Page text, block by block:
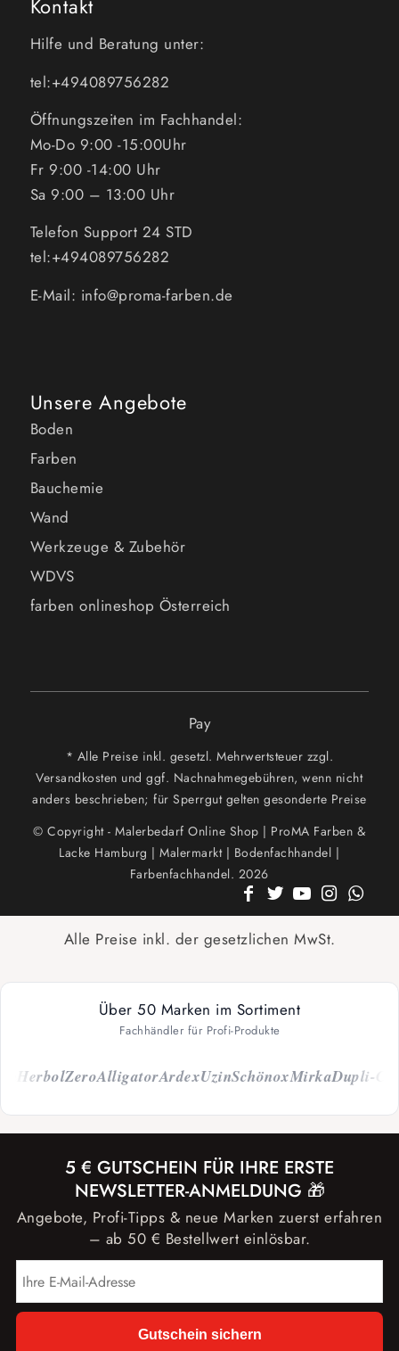
Kontakt
Hilfe und Beratung unter:
tel:+494089756282
Öffnungszeiten im Fachhandel:
Mo-Do 9:00 -15:00Uhr
Fr 9:00 -14:00 Uhr
Sa 9:00 – 13:00 Uhr
Telefon Support 24 STD
tel:+494089756282
E-Mail: info@proma-farben.de
Unsere Angebote
Boden
Farben
Bauchemie
Wand
Werkzeuge & Zubehör
WDVS
farben onlineshop Österreich
Pay
* Alle Preise inkl. gesetzl. Mehrwertsteuer zzgl.
Versandkosten und ggf. Nachnahmegebühren, wenn nicht
anders beschrieben; für Sperrgut gelten gesonderte Preise
© Copyright - Malerbedarf Online Shop | ProMA Farben &
Lacke Hamburg | Malermarkt | Bodenfachhandel |
Farbenfachhandel. 2026
Alle Preise inkl. der gesetzlichen MwSt.
Über 50 Marken im Sortiment
Fachhändler für Profi-Produkte
ZeroAlligatorArdexUzinSchönoxMirkaDupli-Color
5 € GUTSCHEIN FÜR IHRE ERSTE
NEWSLETTER-ANMELDUNG 🎁
Angebote, Profi-Tipps & neue Marken zuerst erfahren
– ab 50 € Bestellwert einlösbar.
Gutschein sichern